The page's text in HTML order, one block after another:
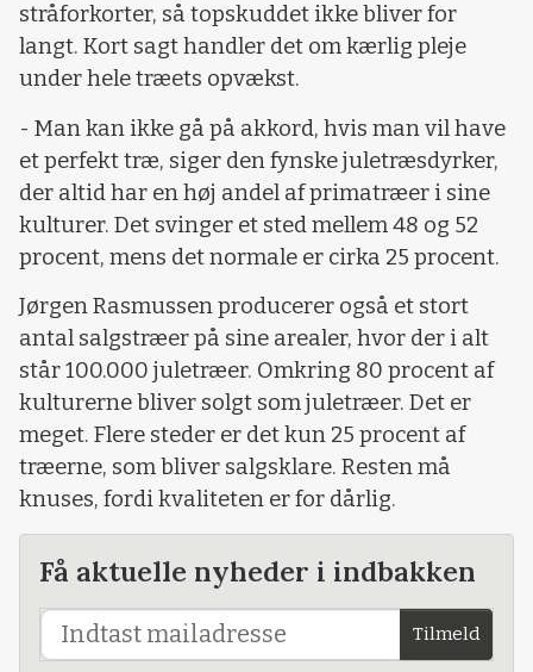
stråforkorter, så topskuddet ikke bliver for
langt. Kort sagt handler det om kærlig pleje
under hele træets opvækst.
- Man kan ikke gå på akkord, hvis man vil have
et perfekt træ, siger den fynske juletræsdyrker,
der altid har en høj andel af primatræer i sine
kulturer. Det svinger et sted mellem 48 og 52
procent, mens det normale er cirka 25 procent.
Jørgen Rasmussen producerer også et stort
antal salgstræer på sine arealer, hvor der i alt
står 100.000 juletræer. Omkring 80 procent af
kulturerne bliver solgt som juletræer. Det er
meget. Flere steder er det kun 25 procent af
træerne, som bliver salgsklare. Resten må
knuses, fordi kvaliteten er for dårlig.
Få aktuelle nyheder i indbakken
Tilmeld